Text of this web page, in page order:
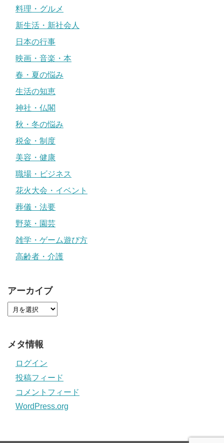
料理・グルメ
新生活・新社会人
日本の行事
映画・音楽・本
春・夏の悩み
生活の知恵
神社・仏閣
秋・冬の悩み
税金・制度
美容・健康
職場・ビジネス
花火大会・イベント
葬儀・法要
野菜・園芸
雑学・ゲーム遊び方
高齢者・介護
アーカイブ
メタ情報
ログイン
投稿フィード
コメントフィード
WordPress.org